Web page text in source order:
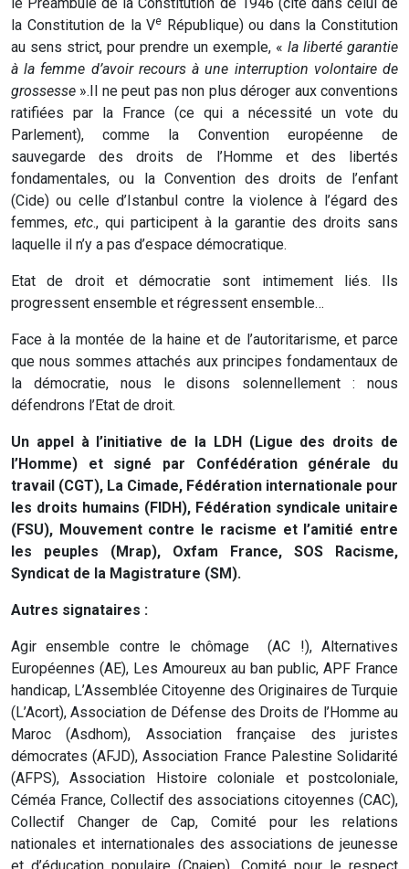
la Constitution de la Ve République) ou dans la Constitution
au sens strict, pour prendre un exemple, « la liberté garantie
à la femme d’avoir recours à une interruption volontaire de
grossesse ».Il ne peut pas non plus déroger aux conventions
ratifiées par la France (ce qui a nécessité un vote du
Parlement), comme la Convention européenne de
sauvegarde des droits de l’Homme et des libertés
fondamentales, ou la Convention des droits de l’enfant
(Cide) ou celle d’Istanbul contre la violence à l’égard des
femmes, etc., qui participent à la garantie des droits sans
laquelle il n’y a pas d’espace démocratique.
Etat de droit et démocratie sont intimement liés. Ils
progressent ensemble et régressent ensemble…
Face à la montée de la haine et de l’autoritarisme, et parce
que nous sommes attachés aux principes fondamentaux de
la démocratie, nous le disons solennellement : nous
défendrons l’Etat de droit.
Un appel à l’initiative de la LDH (Ligue des droits de
l’Homme) et signé par Confédération générale du
travail (CGT), La Cimade, Fédération internationale pour
les droits humains (FIDH), Fédération syndicale unitaire
(FSU), Mouvement contre le racisme et l’amitié entre
les peuples (Mrap), Oxfam France, SOS Racisme,
Syndicat de la Magistrature (SM).
Autres signataires :
Agir ensemble contre le chômage (AC !), Alternatives
Européennes (AE), Les Amoureux au ban public, APF France
handicap, L’Assemblée Citoyenne des Originaires de Turquie
(L’Acort), Association de Défense des Droits de l’Homme au
Maroc (Asdhom), Association française des juristes
démocrates (AFJD), Association France Palestine Solidarité
(AFPS), Association Histoire coloniale et postcoloniale,
Céméa France, Collectif des associations citoyennes (CAC),
Collectif Changer de Cap, Comité pour les relations
nationales et internationales des associations de jeunesse